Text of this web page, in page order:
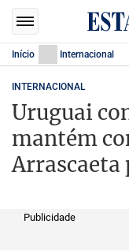
Início Internacional
INTERNACIONAL
Uruguai
mantém
Arrascaeta
Publicidade